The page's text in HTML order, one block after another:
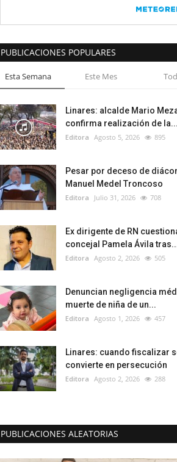
PUBLICACIONES POPULARES
Esta Semana Este Mes
Linares: alcalde Mario
confirma realización de la...
Editora Agosto 5, 2026 895
Pesar por deceso de
Manuel Medel Troncoso
Editora Julio 31, 2026 708
Ex dirigente de RN
concejal Pamela Ávila
Editora Agosto 2, 2026 505
Denuncian negligencia
muerte de niña de un...
Editora Agosto 1, 2026 457
Linares: cuando fiscalizar
convierte en persecución
Editora Agosto 2, 2026 288
PUBLICACIONES ALEATORIAS